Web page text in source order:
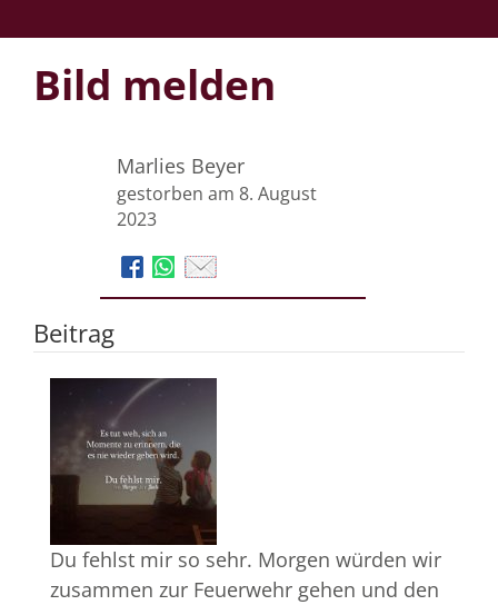
Bild melden
Marlies Beyer
gestorben am 8. August
2023
Beitrag
Du fehlst mir so sehr. Morgen würden wir
zusammen zur Feuerwehr gehen und den